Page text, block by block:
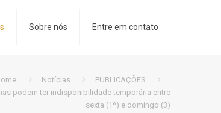
Sobre nós Entre em contato
Notícias
PUBLICAÇÕES
podem ter indisponibilidade temporária entre
sexta (1º) e domingo (3)